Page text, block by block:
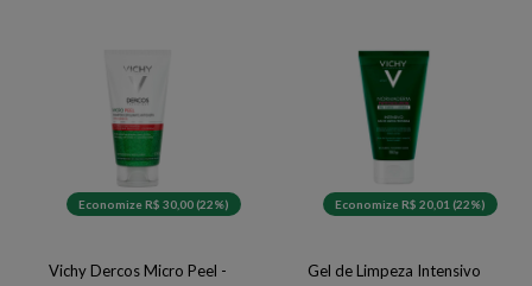
Economize R$ 30,00 (22%)
Vichy Dercos Micro Peel -
Economize R$ 20,01 (22%)
Gel de Limpeza Intensivo